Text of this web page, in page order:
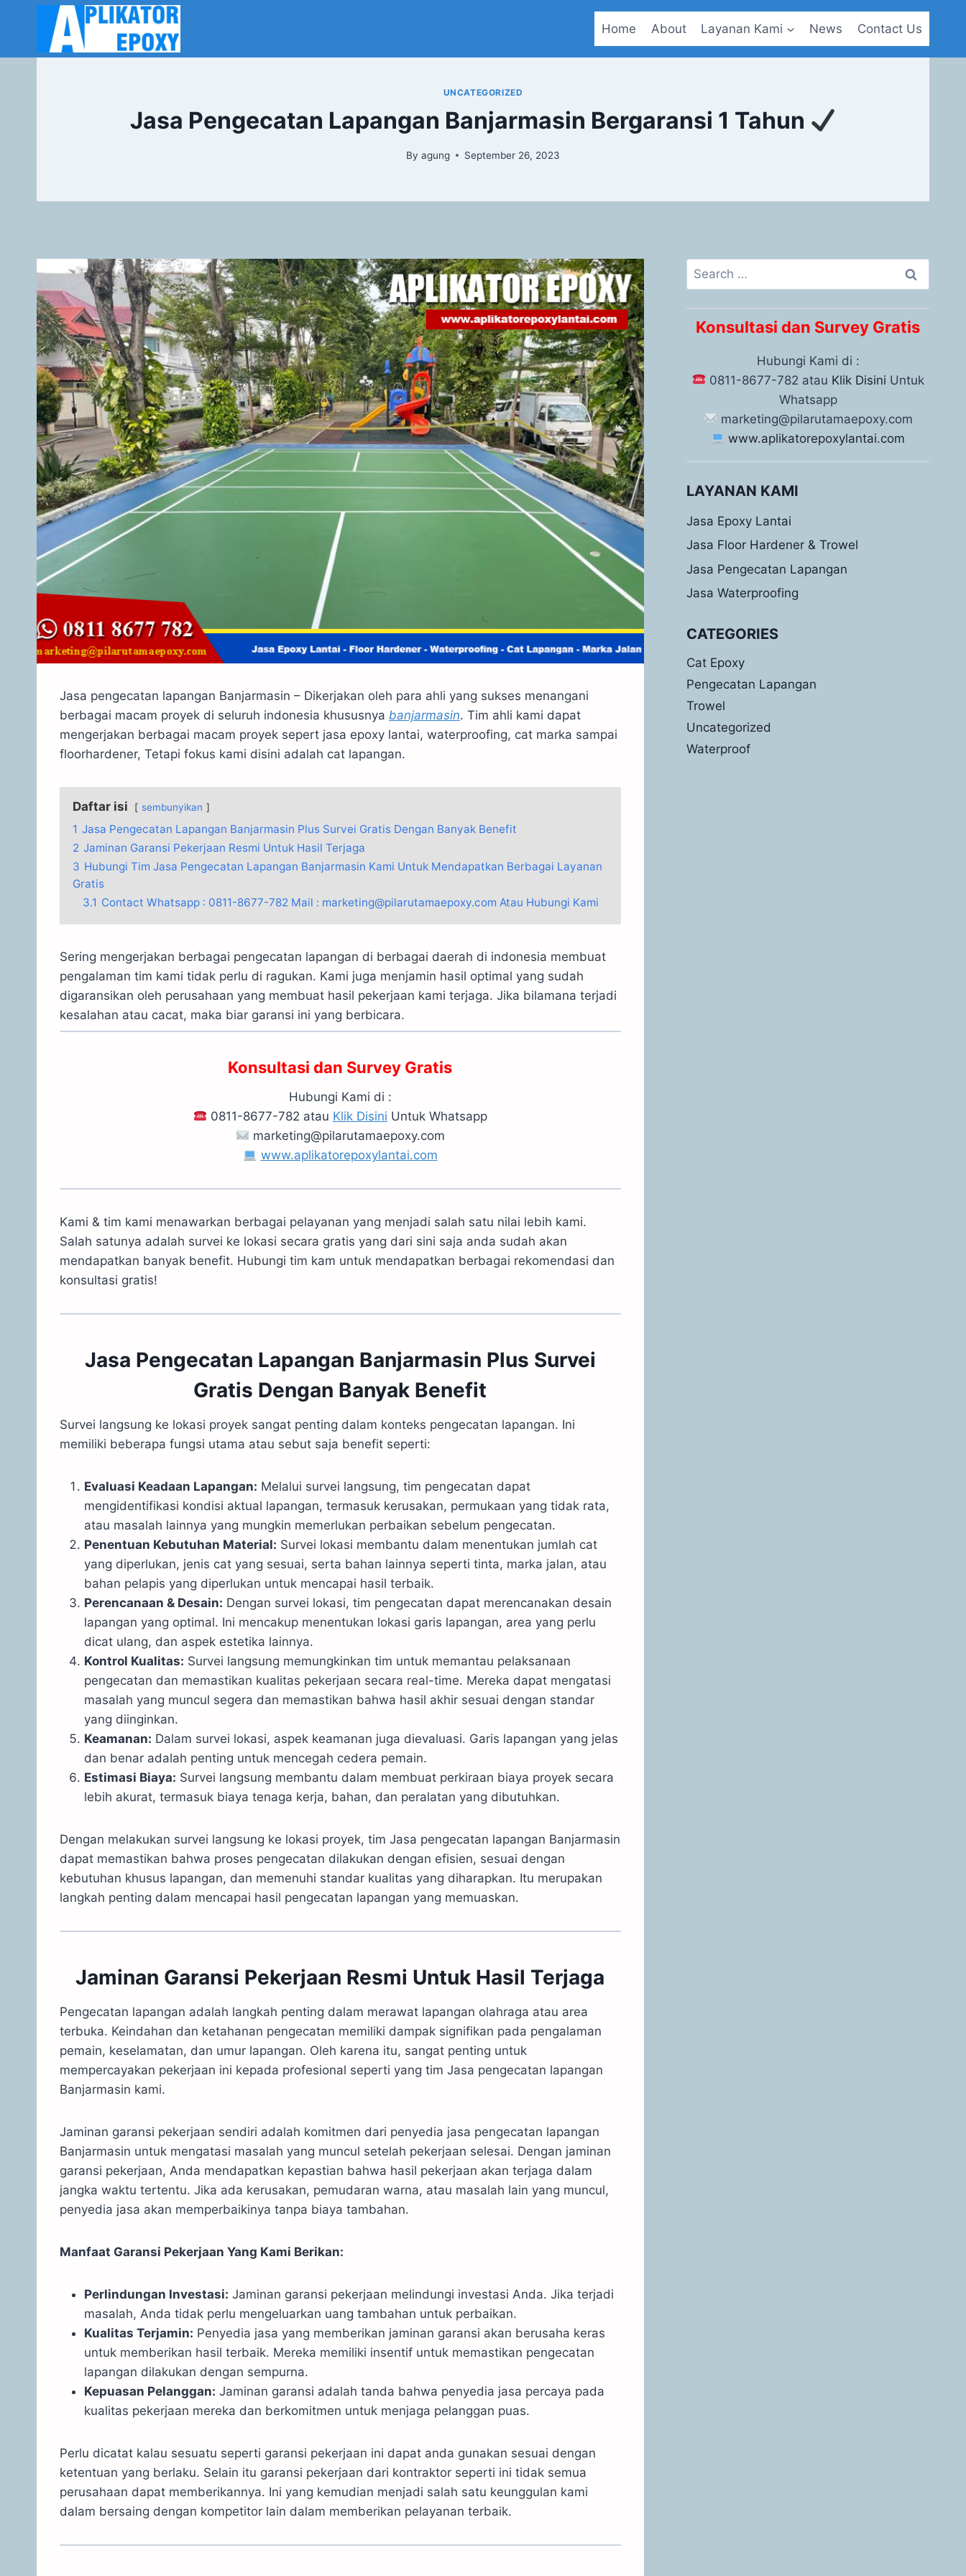
Home About Layanan Kami News Contact Us
UNCATEGORIZED
Jasa Pengecatan Lapangan Banjarmasin Bergaransi 1 Tahun
By agung September 26, 2023
Jasa pengecatan lapangan Banjarmasin – Dikerjakan oleh para ahli yang sukses menangani
berbagai macam proyek di seluruh indonesia khususnya banjarmasin. Tim ahli kami dapat
mengerjakan berbagai macam proyek sepert jasa epoxy lantai, waterproofing, cat marka sampai
floorhardener, Tetapi fokus kami disini adalah cat lapangan.
Daftar isi sembunyikan
1 Jasa Pengecatan Lapangan Banjarmasin Plus Survei Gratis Dengan Banyak Benefit
2 Jaminan Garansi Pekerjaan Resmi Untuk Hasil Terjaga
3 Hubungi Tim Jasa Pengecatan Lapangan Banjarmasin Kami Untuk Mendapatkan Berbagai Layanan
Gratis
3.1 Contact Whatsapp : 0811-8677-782 Mail : marketing@pilarutamaepoxy.com Atau Hubungi Kami
Sering mengerjakan berbagai pengecatan lapangan di berbagai daerah di indonesia membuat
pengalaman tim kami tidak perlu di ragukan. Kami juga menjamin hasil optimal yang sudah
digaransikan oleh perusahaan yang membuat hasil pekerjaan kami terjaga. Jika bilamana terjadi
kesalahan atau cacat, maka biar garansi ini yang berbicara.
Konsultasi dan Survey Gratis
Hubungi Kami di :
0811-8677-782 atau Klik Disini Untuk Whatsapp
marketing@pilarutamaepoxy.com
www.aplikatorepoxylantai.com
Kami & tim kami menawarkan berbagai pelayanan yang menjadi salah satu nilai lebih kami.
Salah satunya adalah survei ke lokasi secara gratis yang dari sini saja anda sudah akan
mendapatkan banyak benefit. Hubungi tim kam untuk mendapatkan berbagai rekomendasi dan
konsultasi gratis!
Jasa Pengecatan Lapangan Banjarmasin Plus Survei
Gratis Dengan Banyak Benefit
Survei langsung ke lokasi proyek sangat penting dalam konteks pengecatan lapangan. Ini
memiliki beberapa fungsi utama atau sebut saja benefit seperti:
Evaluasi Keadaan Lapangan: Melalui survei langsung, tim pengecatan dapat
mengidentifikasi kondisi aktual lapangan, termasuk kerusakan, permukaan yang tidak rata,
atau masalah lainnya yang mungkin memerlukan perbaikan sebelum pengecatan.
Penentuan Kebutuhan Material: Survei lokasi membantu dalam menentukan jumlah cat
yang diperlukan, jenis cat yang sesuai, serta bahan lainnya seperti tinta, marka jalan, atau
bahan pelapis yang diperlukan untuk mencapai hasil terbaik.
Perencanaan & Desain: Dengan survei lokasi, tim pengecatan dapat merencanakan desain
lapangan yang optimal. Ini mencakup menentukan lokasi garis lapangan, area yang perlu
dicat ulang, dan aspek estetika lainnya.
Kontrol Kualitas: Survei langsung memungkinkan tim untuk memantau pelaksanaan
pengecatan dan memastikan kualitas pekerjaan secara real-time. Mereka dapat mengatasi
masalah yang muncul segera dan memastikan bahwa hasil akhir sesuai dengan standar
yang diinginkan.
Keamanan: Dalam survei lokasi, aspek keamanan juga dievaluasi. Garis lapangan yang jelas
dan benar adalah penting untuk mencegah cedera pemain.
Estimasi Biaya: Survei langsung membantu dalam membuat perkiraan biaya proyek secara
lebih akurat, termasuk biaya tenaga kerja, bahan, dan peralatan yang dibutuhkan.
Dengan melakukan survei langsung ke lokasi proyek, tim Jasa pengecatan lapangan Banjarmasin
dapat memastikan bahwa proses pengecatan dilakukan dengan efisien, sesuai dengan
kebutuhan khusus lapangan, dan memenuhi standar kualitas yang diharapkan. Itu merupakan
langkah penting dalam mencapai hasil pengecatan lapangan yang memuaskan.
Jaminan Garansi Pekerjaan Resmi Untuk Hasil Terjaga
Pengecatan lapangan adalah langkah penting dalam merawat lapangan olahraga atau area
terbuka. Keindahan dan ketahanan pengecatan memiliki dampak signifikan pada pengalaman
pemain, keselamatan, dan umur lapangan. Oleh karena itu, sangat penting untuk
mempercayakan pekerjaan ini kepada profesional seperti yang tim Jasa pengecatan lapangan
Banjarmasin kami.
Jaminan garansi pekerjaan sendiri adalah komitmen dari penyedia jasa pengecatan lapangan
Banjarmasin untuk mengatasi masalah yang muncul setelah pekerjaan selesai. Dengan jaminan
garansi pekerjaan, Anda mendapatkan kepastian bahwa hasil pekerjaan akan terjaga dalam
jangka waktu tertentu. Jika ada kerusakan, pemudaran warna, atau masalah lain yang muncul,
penyedia jasa akan memperbaikinya tanpa biaya tambahan.
Manfaat Garansi Pekerjaan Yang Kami Berikan:
Perlindungan Investasi: Jaminan garansi pekerjaan melindungi investasi Anda. Jika terjadi
masalah, Anda tidak perlu mengeluarkan uang tambahan untuk perbaikan.
Kualitas Terjamin: Penyedia jasa yang memberikan jaminan garansi akan berusaha keras
untuk memberikan hasil terbaik. Mereka memiliki insentif untuk memastikan pengecatan
lapangan dilakukan dengan sempurna.
Kepuasan Pelanggan: Jaminan garansi adalah tanda bahwa penyedia jasa percaya pada
kualitas pekerjaan mereka dan berkomitmen untuk menjaga pelanggan puas.
Perlu dicatat kalau sesuatu seperti garansi pekerjaan ini dapat anda gunakan sesuai dengan
ketentuan yang berlaku. Selain itu garansi pekerjaan dari kontraktor seperti ini tidak semua
perusahaan dapat memberikannya. Ini yang kemudian menjadi salah satu keunggulan kami
dalam bersaing dengan kompetitor lain dalam memberikan pelayanan terbaik.
Konsultasi dan Survey Gratis
Hubungi Kami di :
0811-8677-782 atau Klik Disini Untuk
Whatsapp
marketing@pilarutamaepoxy.com
www.aplikatorepoxylantai.com
LAYANAN KAMI
Jasa Epoxy Lantai
Jasa Floor Hardener & Trowel
Jasa Pengecatan Lapangan
Jasa Waterproofing
CATEGORIES
Cat Epoxy
Pengecatan Lapangan
Trowel
Uncategorized
Waterproof